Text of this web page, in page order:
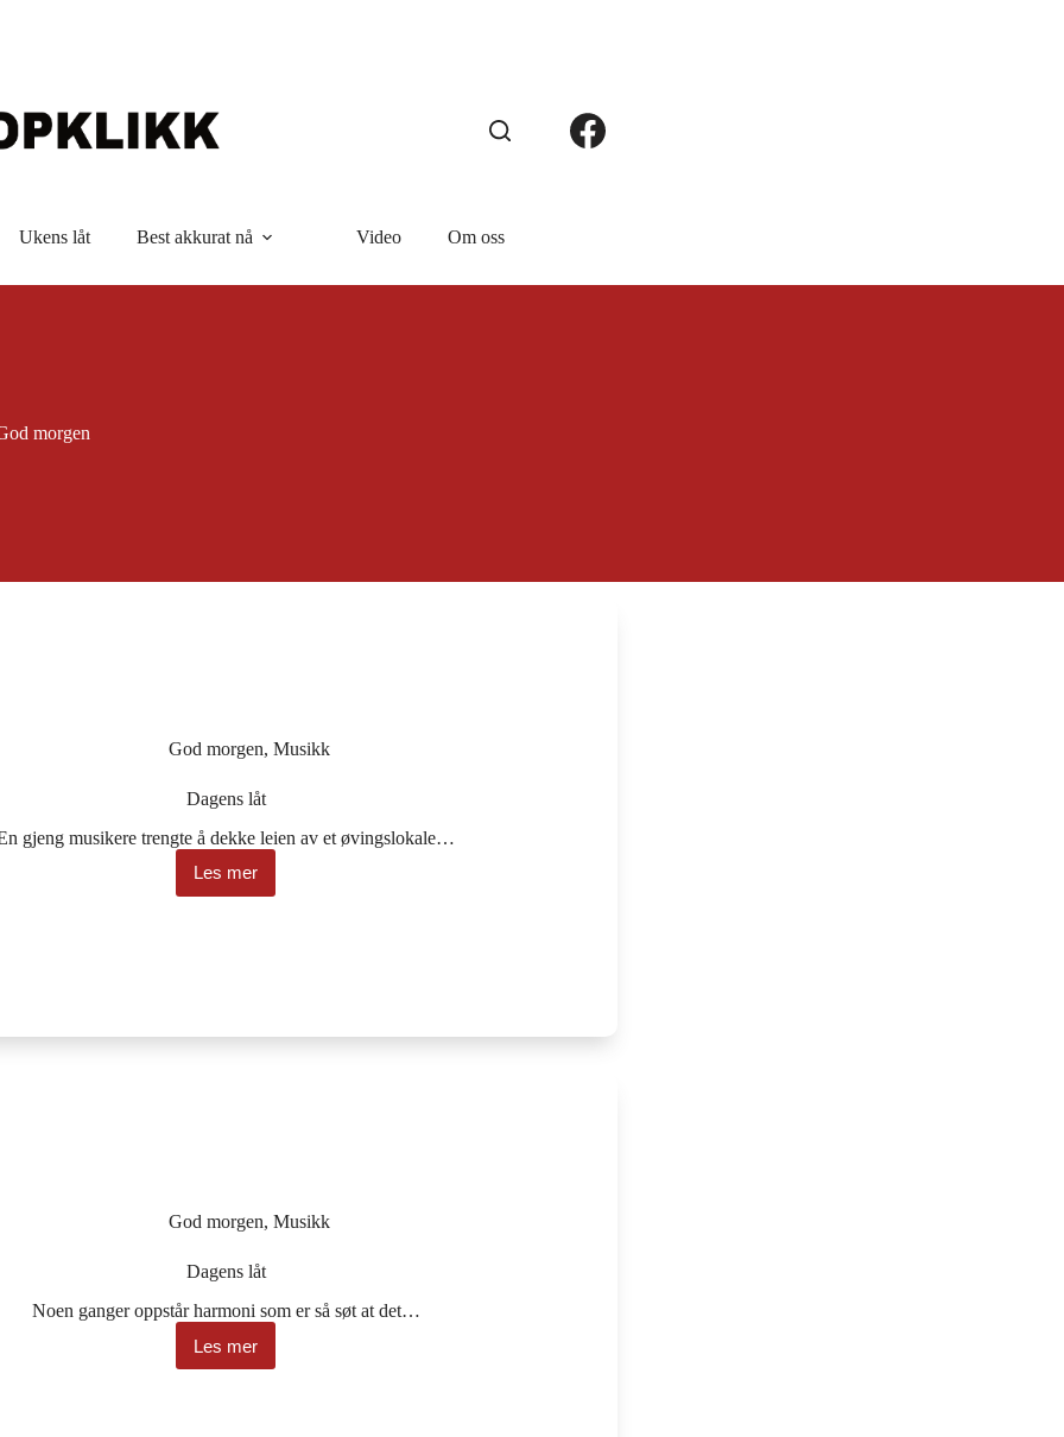
Ukens låt Best akkurat nå Video Om oss
morgen
God morgen,Musikk
Dagens låt
gjeng musikere trengte å dekke leien av et øvingslokale…
Les mer
Dagens
låt
God morgen,Musikk
Dagens låt
Noen ganger oppstår harmoni som er så søt at det…
Les mer
Dagens
låt